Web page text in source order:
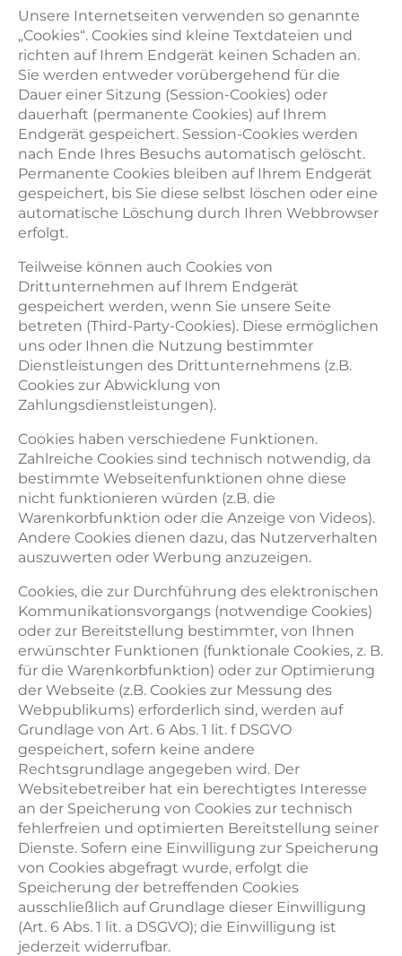
Unsere Internetseiten verwenden so genannte
„Cookies“. Cookies sind kleine Textdateien und
richten auf Ihrem Endgerät keinen Schaden an.
Sie werden entweder vorübergehend für die
Dauer einer Sitzung (Session-Cookies) oder
dauerhaft (permanente Cookies) auf Ihrem
Endgerät gespeichert. Session-Cookies werden
nach Ende Ihres Besuchs automatisch gelöscht.
Permanente Cookies bleiben auf Ihrem Endgerät
gespeichert, bis Sie diese selbst löschen oder eine
automatische Löschung durch Ihren Webbrowser
erfolgt.
Teilweise können auch Cookies von
Drittunternehmen auf Ihrem Endgerät
gespeichert werden, wenn Sie unsere Seite
betreten (Third-Party-Cookies). Diese ermöglichen
uns oder Ihnen die Nutzung bestimmter
Dienstleistungen des Drittunternehmens (z.B.
Cookies zur Abwicklung von
Zahlungsdienstleistungen).
Cookies haben verschiedene Funktionen.
Zahlreiche Cookies sind technisch notwendig, da
bestimmte Webseitenfunktionen ohne diese
nicht funktionieren würden (z.B. die
Warenkorbfunktion oder die Anzeige von Videos).
Andere Cookies dienen dazu, das Nutzerverhalten
auszuwerten oder Werbung anzuzeigen.
Cookies, die zur Durchführung des elektronischen
Kommunikationsvorgangs (notwendige Cookies)
oder zur Bereitstellung bestimmter, von Ihnen
erwünschter Funktionen (funktionale Cookies, z. B.
für die Warenkorbfunktion) oder zur Optimierung
der Webseite (z.B. Cookies zur Messung des
Webpublikums) erforderlich sind, werden auf
Grundlage von Art. 6 Abs. 1 lit. f DSGVO
gespeichert, sofern keine andere
Rechtsgrundlage angegeben wird. Der
Websitebetreiber hat ein berechtigtes Interesse
an der Speicherung von Cookies zur technisch
fehlerfreien und optimierten Bereitstellung seiner
Dienste. Sofern eine Einwilligung zur Speicherung
von Cookies abgefragt wurde, erfolgt die
Speicherung der betreffenden Cookies
ausschließlich auf Grundlage dieser Einwilligung
(Art. 6 Abs. 1 lit. a DSGVO); die Einwilligung ist
jederzeit widerrufbar.